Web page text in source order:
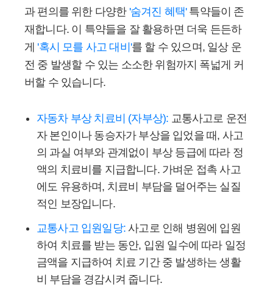
과 편의를 위한 다양한 '숨겨진 혜택'특약들이 존
재합니다. 이 특약들을 잘 활용하면 더욱 든든하
게 '혹시 모를 사고 대비'를 할 수 있으며, 일상 운
전 중 발생할 수 있는 소소한 위험까지 폭넓게 커
버할 수 있습니다.
자동차 부상 치료비 (자부상): 교통사고로 운전
자 본인이나 동승자가 부상을 입었을 때, 사고
의 과실 여부와 관계없이 부상 등급에 따라 정
액의 치료비를 지급합니다. 가벼운 접촉 사고
에도 유용하며, 치료비 부담을 덜어주는 실질
적인 보장입니다.
교통사고 입원일당: 사고로 인해 병원에 입원
하여 치료를 받는 동안, 입원 일수에 따라 일정
금액을 지급하여 치료 기간 중 발생하는 생활
비 부담을 경감시켜 줍니다.